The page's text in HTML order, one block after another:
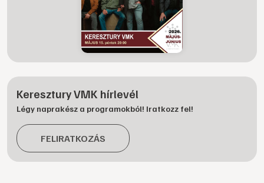
Keresztury VMK hírlevél
Légy naprakész a programokból! Iratkozz fel!
FELIRATKOZÁS